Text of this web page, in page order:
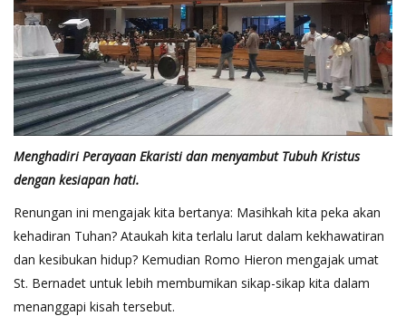
Menghadiri Perayaan Ekaristi dan menyambut Tubuh Kristus
dengan kesiapan hati.
Renungan ini mengajak kita bertanya: Masihkah kita peka akan
kehadiran Tuhan? Ataukah kita terlalu larut dalam kekhawatiran
dan kesibukan hidup? Kemudian Romo Hieron mengajak umat
St. Bernadet untuk lebih membumikan sikap-sikap kita dalam
menanggapi kisah tersebut.